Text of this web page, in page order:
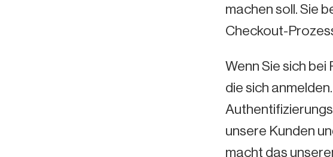
machen soll. Sie
Checkout-
Wenn Sie sich bei
die sich
unsere Kunden
macht das